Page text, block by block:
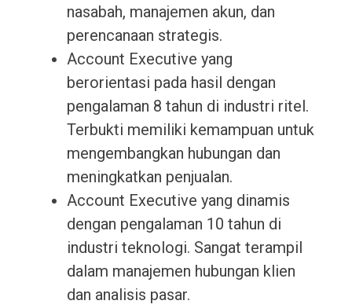
nasabah, manajemen akun, dan
perencanaan strategis.
Account Executive yang
berorientasi pada hasil dengan
pengalaman 8 tahun di industri ritel.
Terbukti memiliki kemampuan untuk
mengembangkan hubungan dan
meningkatkan penjualan.
Account Executive yang dinamis
dengan pengalaman 10 tahun di
industri teknologi. Sangat terampil
dalam manajemen hubungan klien
dan analisis pasar.